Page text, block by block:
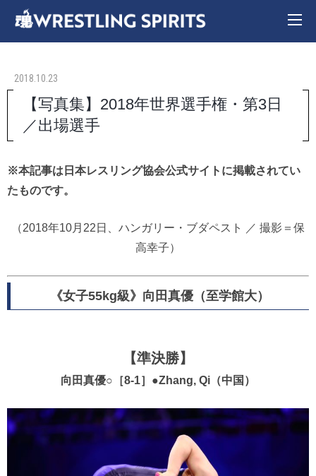
2018.10.23
【写真集】2018年世界選手権・第3日
／出場選手
※本記事は日本レスリング協会公式サイトに掲載されてい
たものです。
（2018年10月22日、ハンガリー・ブダペスト ／ 撮影＝保
高幸子）
《女子55kg級》向田真優（至学館大）
【準決勝】
向田真優○［8-1］●Zhang, Qi（中国）